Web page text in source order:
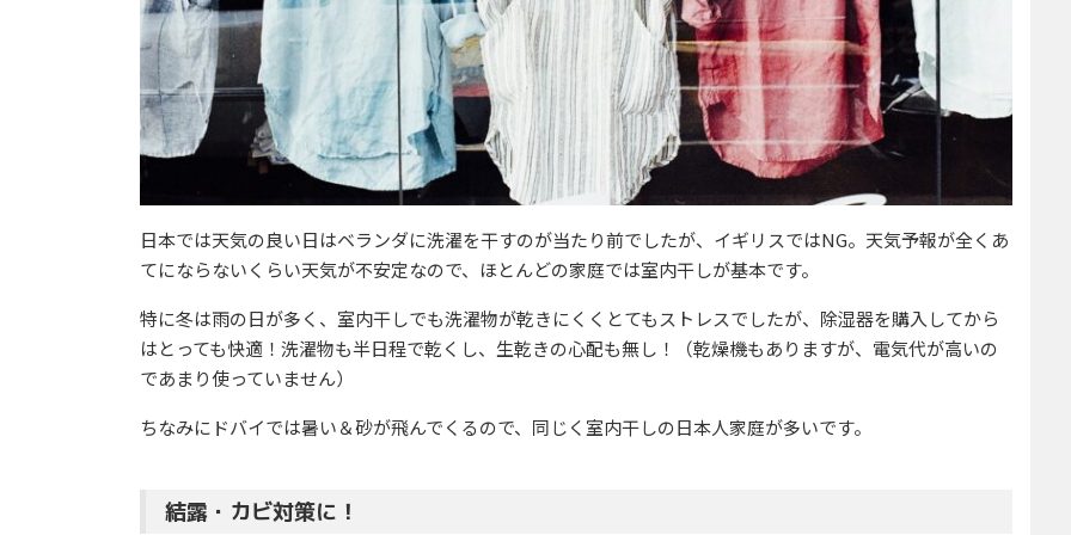
日本では天気の良い日はベランダに洗濯を干すのが当たり前でしたが、イギリスではNG。天気予報が全くあ
てにならないくらい天気が不安定なので、ほとんどの家庭では室内干しが基本です。
特に冬は雨の日が多く、室内干しでも洗濯物が乾きにくくとてもストレスでしたが、除湿器を購入してから
はとっても快適！洗濯物も半日程で乾くし、生乾きの心配も無し！（乾燥機もありますが、電気代が高いの
であまり使っていません）
ちなみにドバイでは暑い＆砂が飛んでくるので、同じく室内干しの日本人家庭が多いです。
結露・カビ対策に！